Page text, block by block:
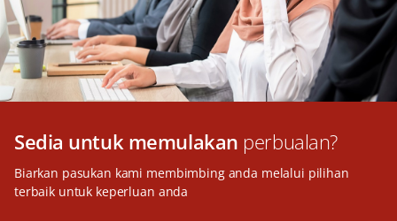
Sedia untuk memulakan perbualan?
Biarkan pasukan kami membimbing anda melalui pilihan
terbaik untuk keperluan anda